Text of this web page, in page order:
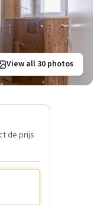
View all 30 photos
de prijs